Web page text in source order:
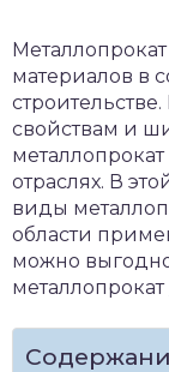
материалов в
свойствам и
отраслях. В
виды
области
можно
металлопрокат